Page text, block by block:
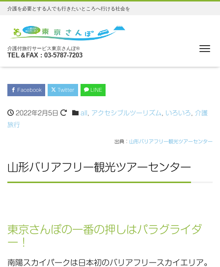
介護を必要とする人でも行きたいところへ行ける社会を
介護付旅行サービス東京さんぽ®
TEL＆FAX : 03-5787-7203
Facebook Twitter LINE
2022年2月5日 all アクセシブルツーリズム いろいろ
介護
旅行
出典： 山形バリアフリー観光ツアーセンター
山形バリアフリー観光ツアーセンター
東京さんぽの一番の押しはパラグライダ
ー！
南陽スカイパークは日本初のバリアフリースカイエリア。